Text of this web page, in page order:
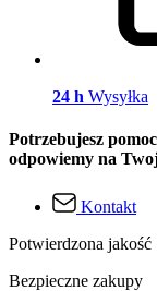
24 h Wysyłka
Potrzebujesz
odpowiemy na
Kontakt
Potwierdzona jakość
Bezpieczne zakupy